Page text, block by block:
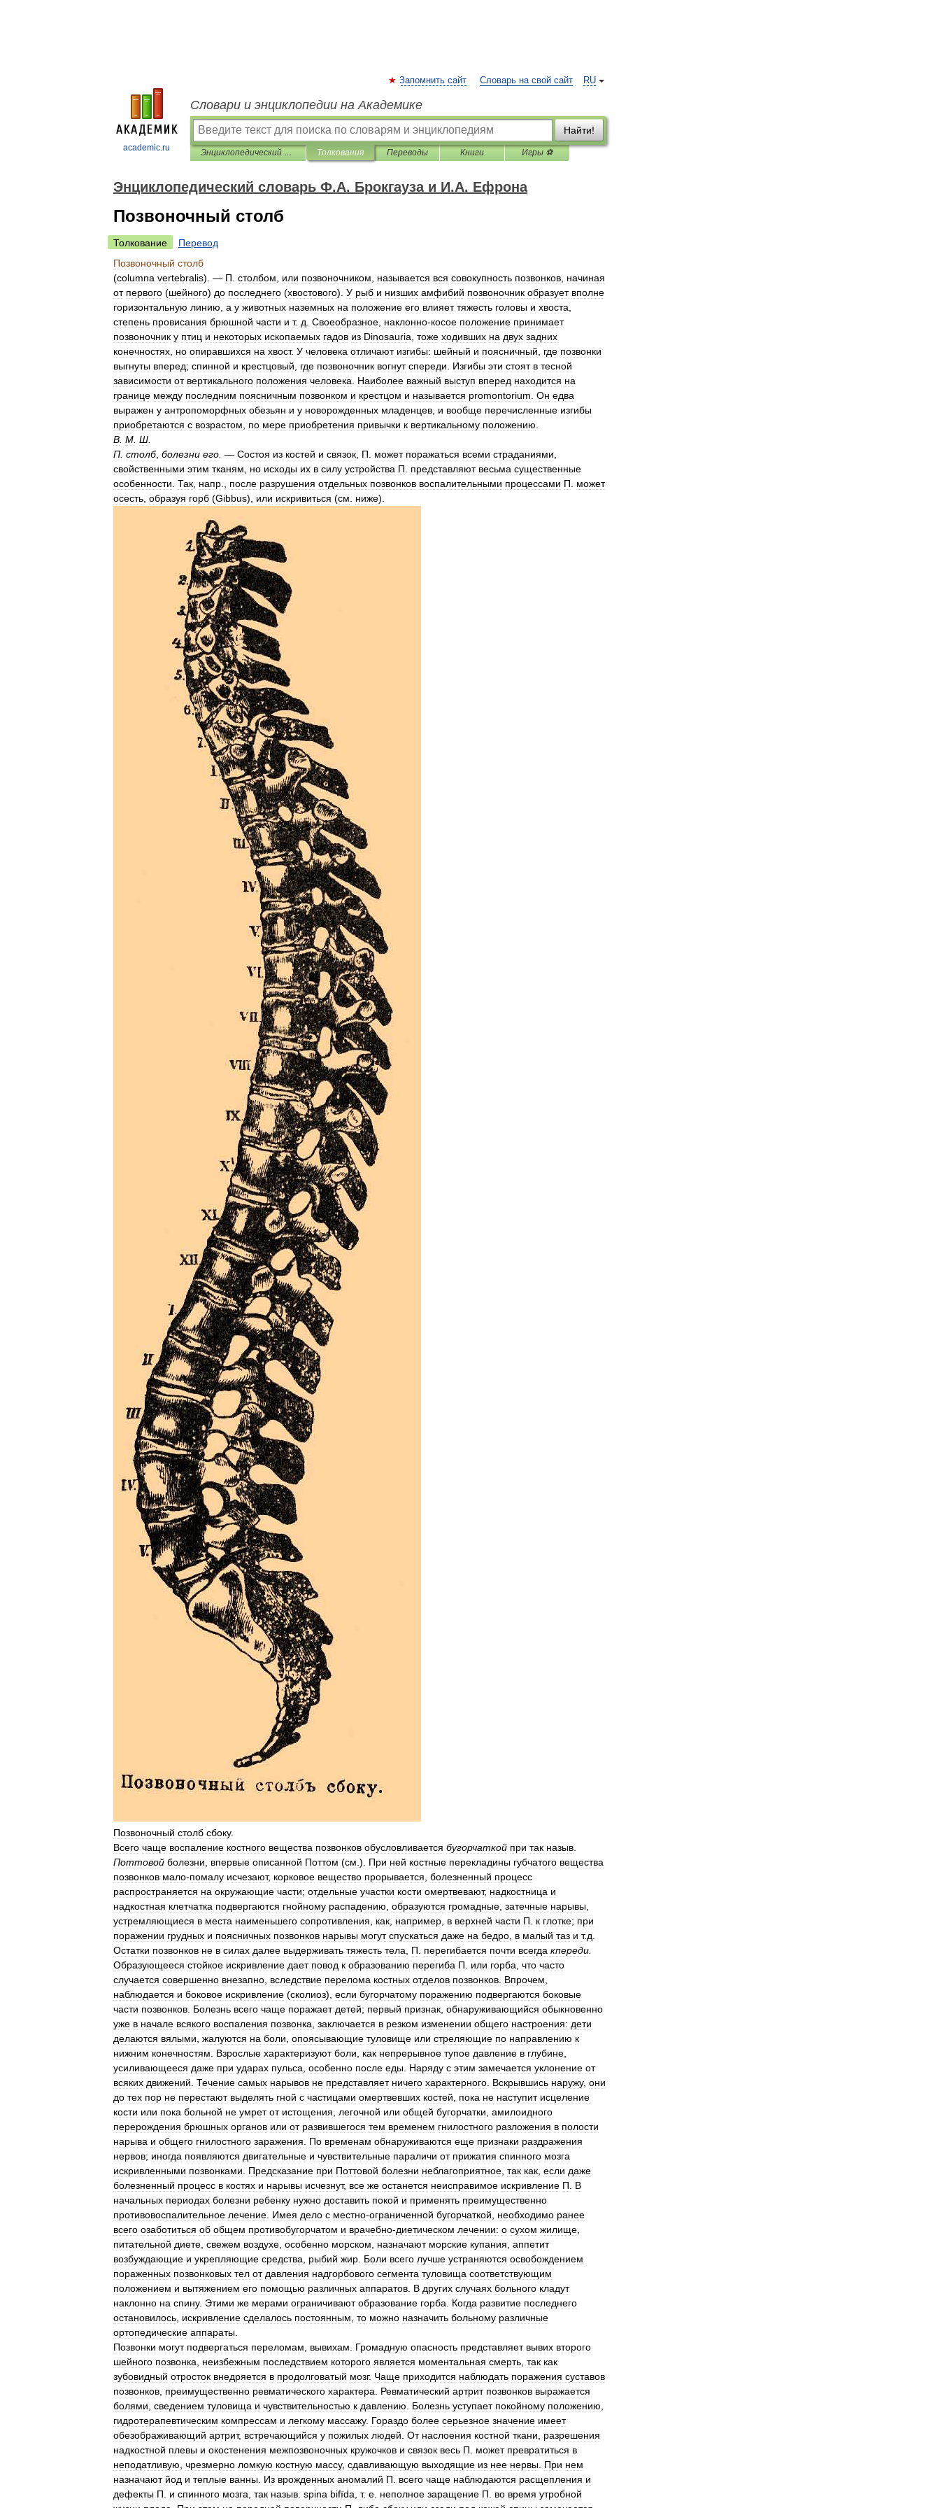
academic.ru
RU
Запомнить сайт Словарь на свой сайт
Словари и энциклопедии на Академике
Найти!
Энциклопедический словарь Ф.А. Брокгауза и И.А. Ефрона Толкования Переводы Книги Игры ⚽
Энциклопедический словарь Ф.А. Брокгауза и И.А. Ефрона
Позвоночный столб
Толкование
Перевод
Позвоночный столб
(columna vertebralis). — П столбом или позвоночником называется вся совокупность позвонков начиная
от первого (шейного) до последнего (хвостового). У рыб и низших амфибий позвоночник образует вполне
горизонтальную линию а у животных наземных на положение его влияет тяжесть головы и хвоста
степень провисания брюшной части и т. д Своеобразное наклонно-косое положение принимает
позвоночник у птиц и некоторых ископаемых гадов из Dinosauria тоже ходивших на двух задних
конечностях но опиравшихся на хвост. У человека отличают изгибы: шейный и поясничный где позвонки
выгнуты вперед; спинной и крестцовый где позвоночник вогнут спереди Изгибы эти стоят в тесной
зависимости от вертикального положения человека Наиболее важный выступ вперед находится на
границе между последним поясничным позвонком и крестцом и называется promontorium Он едва
выражен у антропоморфных обезьян и у новорожденных младенцев и вообще перечисленные изгибы
приобретаются с возрастом по мере приобретения привычки к вертикальному положению
В М Ш
П столб, болезни его — Состоя из костей и связок П может поражаться всеми страданиями
свойственными этим тканям но исходы их в силу устройства П представляют весьма существенные
особенности Так напр после разрушения отдельных позвонков воспалительными процессами П
может
осесть образуя горб (Gibbus), или искривиться (см ниже).
Позвоночный столб сбоку.
Всего чаще воспаление костного вещества позвонков обусловливается бугорчаткой при так назыв
Поттовой болезни впервые описанной Поттом (см .). При ней костные перекладины губчатого вещества
позвонков мало-помалу исчезают, корковое вещество прорывается болезненный процесс
распространяется на окружающие части; отдельные участки кости омертвевают, надкостница и
надкостная клетчатка подвергаются гнойному распадению образуются громадные затечные нарывы
устремляющиеся в места наименьшего сопротивления как например в верхней части П к глотке; при
поражении грудных и поясничных позвонков нарывы могут спускаться даже на бедро в малый таз и т.д
Остатки позвонков не в силах далее выдерживать тяжесть тела П перегибается почти всегда кпереди
Образующееся стойкое искривление дает повод к образованию перегиба П или горба что часто
случается совершенно внезапно вследствие перелома костных отделов позвонков Впрочем
наблюдается и боковое искривление (сколиоз), если бугорчатому поражению подвергаются боковые
части позвонков Болезнь всего чаще поражает детей; первый признак обнаруживающийся обыкновенно
уже в начале всякого воспаления позвонка заключается в резком изменении общего настроения: дети
делаются вялыми жалуются на боли опоясывающие туловище или стреляющие по направлению к
нижним конечностям Взрослые характеризуют боли как непрерывное тупое давление в глубине
усиливающееся даже при ударах пульса особенно после еды Наряду с этим замечается уклонение от
всяких движений Течение самых нарывов не представляет ничего характерного Вскрывшись наружу, они
до тех пор не перестают выделять гной с частицами омертвевших костей пока не наступит исцеление
кости или пока больной не умрет от истощения легочной или общей бугорчатки амилоидного
перерождения брюшных органов или от развившегося тем временем гнилостного разложения в полости
нарыва и общего гнилостного заражения По временам обнаруживаются еще признаки раздражения
нервов; иногда появляются двигательные и чувствительные параличи от прижатия спинного мозга
искривленными позвонками Предсказание при Поттовой болезни неблагоприятное так как если даже
болезненный процесс в костях и нарывы исчезнут, все же останется неисправимое искривление П
В
начальных периодах болезни ребенку нужно доставить покой и применять преимущественно
противовоспалительное лечение Имея дело с местно-ограниченной бугорчаткой необходимо ранее
всего озаботиться об общем противобугорчатом и врачебно-диетическом лечении: о сухом жилище
питательной диете свежем воздухе особенно морском назначают морские купания аппетит
возбуждающие и укрепляющие средства рыбий жир Боли всего лучше устраняются освобождением
пораженных позвонковых тел от давления надгорбового сегмента туловища соответствующим
положением и вытяжением его помощью различных аппаратов В других случаях больного кладут
наклонно на спину. Этими же мерами ограничивают образование горба Когда развитие последнего
остановилось искривление сделалось постоянным то можно назначить больному различные
ортопедические аппараты
Позвонки могут подвергаться переломам вывихам Громадную опасность представляет вывих второго
шейного позвонка неизбежным последствием которого является моментальная смерть так как
зубовидный отросток внедряется в продолговатый мозг. Чаще приходится наблюдать поражения суставов
позвонков преимущественно ревматического характера Ревматический артрит позвонков выражается
болями сведением туловища и чувствительностью к давлению Болезнь уступает покойному положению
гидротерапевтическим компрессам и легкому массажу. Гораздо более серьезное значение имеет
обезображивающий артрит, встречающийся у пожилых людей От наслоения костной ткани
разрешения
надкостной плевы и окостенения межпозвоночных кружочков и связок весь П может превратиться в
неподатливую чрезмерно ломкую костную массу, сдавливающую выходящие из нее нервы При нем
назначают йод и теплые ванны Из врожденных аномалий П всего чаще наблюдаются расщепления и
дефекты П и спинного мозга так назыв spina bifïda т. е неполное заращение П во время утробной